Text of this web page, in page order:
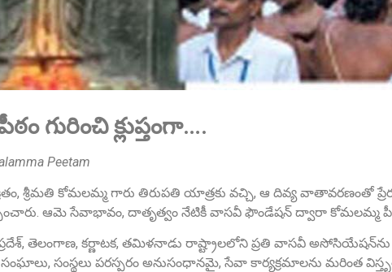
గురించి క్లుప్తంగా….
Peetam
శ్రీమతి కోమలమ్మ గారు తిరుపతి యాత్రకు వచ్చి, ఆ దివ్య వాతావరణంతో
ఆమె సేవాభావం, దాతృత్వం నేటికీ వాసవీ ఫౌండేషన్ ద్వారా కోమలమ్మ
తెలంగాణ, కర్ణాటక, తమిళనాడు రాష్ట్రాలలోని ప్రతి వాసవీ
సంస్థలు పరస్పరం అనుసంధానమై, సేవా కార్యక్రమాలను మరింత